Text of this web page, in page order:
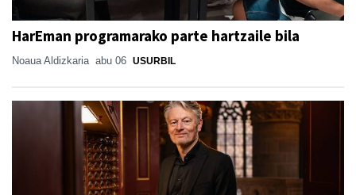
HarEman programarako parte hartzaile bila
Noaua Aldizkaria abu 06 USURBIL